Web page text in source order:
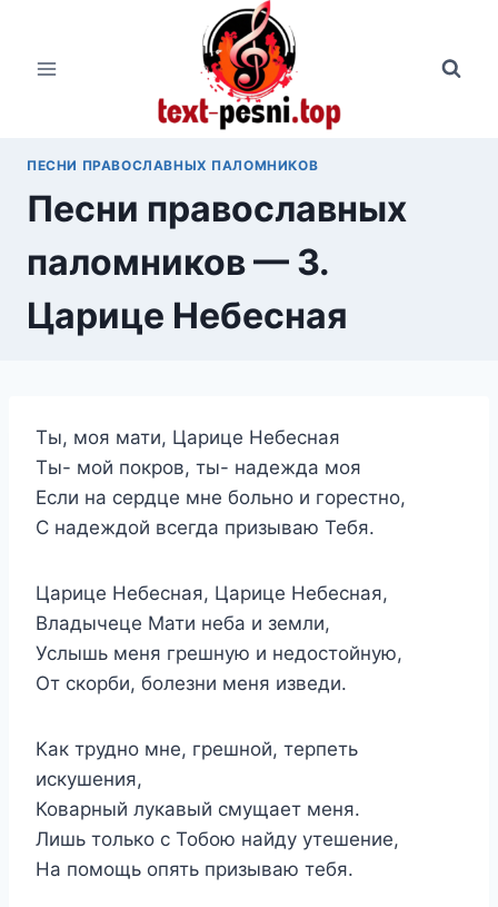
содержимому
ПЕСНИ ПРАВОСЛАВНЫХ ПАЛОМНИКОВ
Песни православных
паломников — 3.
Царице Небесная
Ты, моя мати, Царице Небесная
Ты- мой покров, ты- надежда моя
Если на сердце мне больно и горестно,
С надеждой всегда призываю Тебя.
Царице Небесная, Царице Небесная,
Владычеце Мати неба и земли,
Услышь меня грешную и недостойную,
От скорби, болезни меня изведи.
Как трудно мне, грешной, терпеть
искушения,
Коварный лукавый смущает меня.
Лишь только с Тобою найду утешение,
На помощь опять призываю тебя.